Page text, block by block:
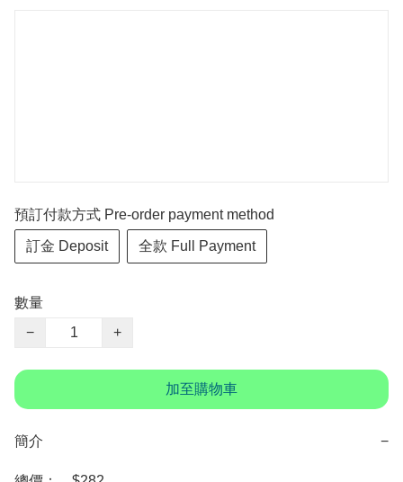
預訂付款方式 Pre-order payment method
訂金 Deposit 全款 Full Payment
數量
−
+
加至購物車
簡介 −